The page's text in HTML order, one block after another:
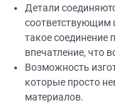
Детали
соответствующим
такое соединение
впечатление, что
Возможность
которые просто
материалов.